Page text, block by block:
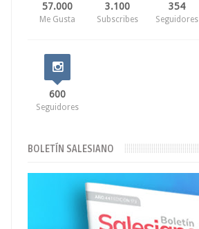
57.000
Me Gusta
3.100
Subscribes
354
Seguidores
600
Seguidores
BOLETÍN SALESIANO